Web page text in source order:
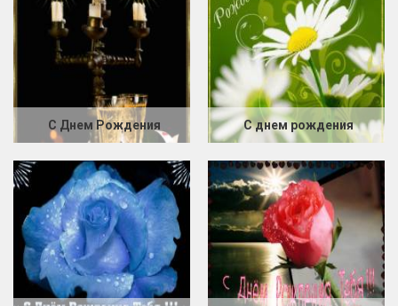
С Днем Рождения С днем рождения